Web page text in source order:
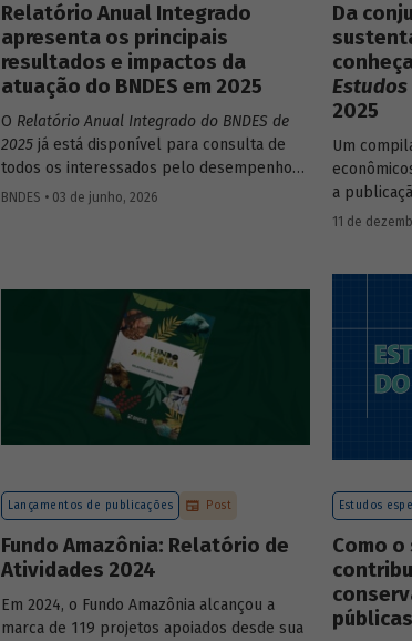
Relatório Anual Integrado
apresenta os principais
resultados e impactos da
atuação do BNDES em 2025
O Relatório Anual Integrado do BNDES de
2025 já está disponível para consulta de
todos os interessados pelo desempenho
do Banco, bem como por sua prestação de
forma consistente e sólida, mesmo diante
de cenários desafiadores.
BNDES • 03 de junho, 2026
Da
Estudos
2025
Um
a
e José
11 de
Lançamentos de publicações Post
Fundo Amazônia: Relatório de
Atividades 2024
Em 2024, o Fundo Amazônia alcançou a
marca de 119 projetos apoiados desde sua
Estudos
Como